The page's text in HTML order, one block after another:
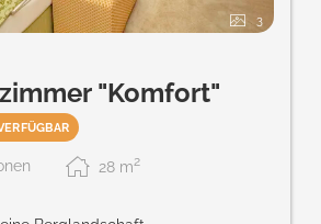
3
"Komfort"
28 m2